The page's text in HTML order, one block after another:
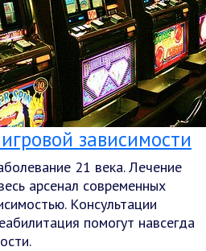
зависимости
21 века. Лечение
арсенал современных
Консультации
помогут навсегда